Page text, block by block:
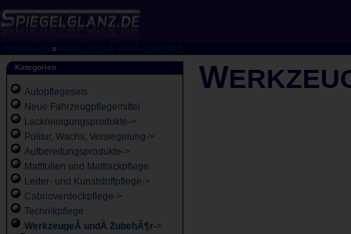
»
Kategorien
Autopflegesets
Neue Fahrzeugpflegemittel
Lackreinigungsprodukte->
Politur, Wachs, Versiegelung->
Aufbereitungsprodukte->
Mattfolien und Mattlackpflege
Leder- und Kunststoffpflege->
Cabrioverdeckpflege->
Technikpflege
WerkzeugeÂ undÂ ZubehÃ¶r->
W